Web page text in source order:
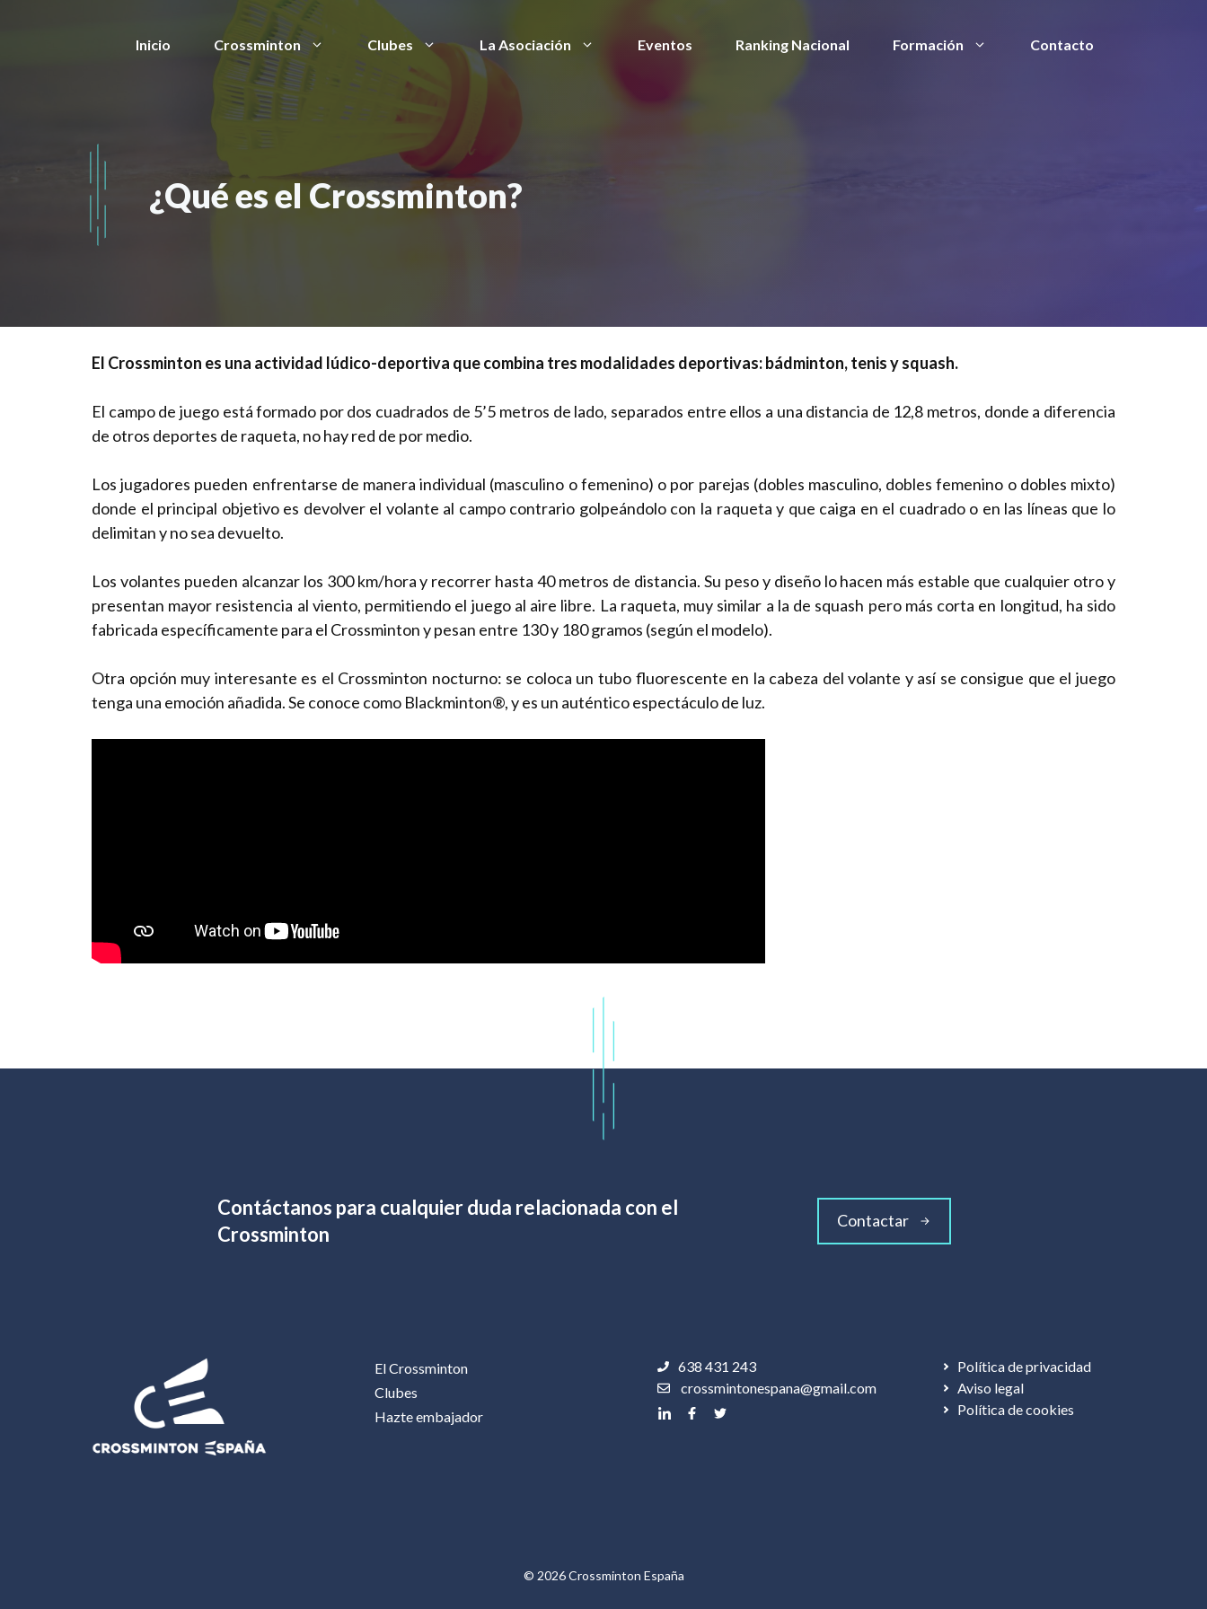
Inicio Crossminton Clubes La Asociación Eventos Ranking Nacional Formación Contacto
¿Qué es el Crossminton?
El Crossminton es una actividad lúdico-deportiva que combina tres modalidades deportivas: bádminton, tenis y squash.
El campo de juego está formado por dos cuadrados de 5’5 metros de lado, separados entre ellos a una distancia de 12,8 metros, donde a diferencia
de otros deportes de raqueta, no hay red de por medio.
Los jugadores pueden enfrentarse de manera individual (masculino o femenino) o por parejas (dobles masculino, dobles femenino o dobles mixto)
donde el principal objetivo es devolver el volante al campo contrario golpeándolo con la raqueta y que caiga en el cuadrado o en las líneas que lo
delimitan y no sea devuelto.
Los volantes pueden alcanzar los 300 km/hora y recorrer hasta 40 metros de distancia. Su peso y diseño lo hacen más estable que cualquier otro y
presentan mayor resistencia al viento, permitiendo el juego al aire libre. La raqueta, muy similar a la de squash pero más corta en longitud, ha sido
fabricada específicamente para el Crossminton y pesan entre 130 y 180 gramos (según el modelo).
Otra opción muy interesante es el Crossminton nocturno: se coloca un tubo fluorescente en la cabeza del volante y así se consigue que el juego
tenga una emoción añadida. Se conoce como Blackminton®, y es un auténtico espectáculo de luz.
Contáctanos para cualquier duda relacionada con el
Crossminton
Contactar
El Crossminton
Clubes
Hazte embajador
638 431 243
crossmintonespana@gmail.com
Política de privacidad
Aviso legal
Política de cookies
© 2026 Crossminton España